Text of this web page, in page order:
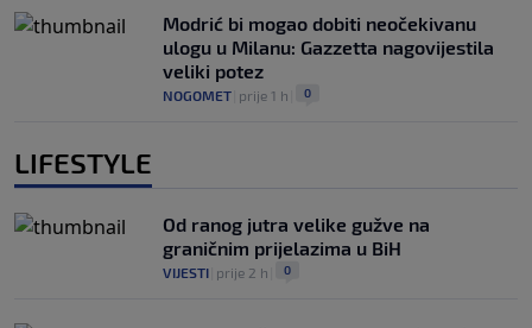
Modrić bi mogao dobiti neočekivanu
ulogu u Milanu: Gazzetta nagovijestila
veliki potez
NOGOMET prije 1 h 0
LIFESTYLE
Od ranog jutra velike gužve na
graničnim prijelazima u BiH
VIJESTI prije 2 h 0